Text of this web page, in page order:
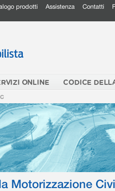
prodotti Assistenza Contatti
ONLINE CODICE
Motorizzazione